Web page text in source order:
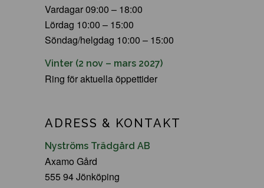
Vardagar 09:00 – 18:00
Lördag 10:00 – 15:00
Söndag/helgdag 10:00 – 15:00
Vinter (2 nov – mars 2027)
Ring för aktuella öppettider
ADRESS & KONTAKT
Nyströms Trädgård AB
Axamo Gård
555 94 Jönköping